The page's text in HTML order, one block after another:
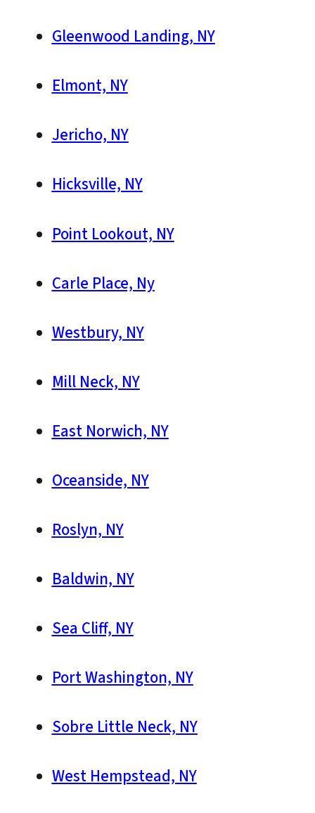
Gleenwood Landing, NY
Elmont, NY
Jericho, NY
Hicksville, NY
Point Lookout, NY
Carle Place, Ny
Westbury, NY
Mill Neck, NY
East Norwich, NY
Oceanside, NY
Roslyn, NY
Baldwin, NY
Sea Cliff, NY
Port Washington, NY
Sobre Little Neck, NY
West Hempstead, NY